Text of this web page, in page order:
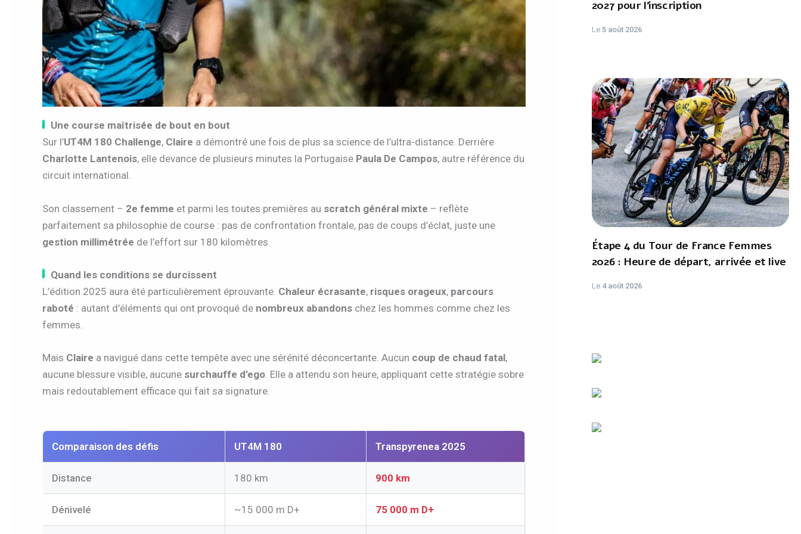
Une course maîtrisée de bout en bout
Sur l’UT4M 180 Challenge, Claire a démontré une fois de plus sa science de l’ultra-distance. Derrière
Charlotte Lantenois, elle devance de plusieurs minutes la Portugaise Paula De Campos, autre référence du
circuit international.
Son classement – 2e femme et parmi les toutes premières au scratch général mixte – reflète
parfaitement sa philosophie de course : pas de confrontation frontale, pas de coups d’éclat, juste une
gestion millimétrée de l’effort sur 180 kilomètres.
Quand les conditions se durcissent
L’édition 2025 aura été particulièrement éprouvante. Chaleur écrasante, risques orageux, parcours
raboté : autant d’éléments qui ont provoqué de nombreux abandons chez les hommes comme chez les
femmes.
Mais Claire a navigué dans cette tempête avec une sérénité déconcertante. Aucun coup de chaud fatal,
aucune blessure visible, aucune surchauffe d’ego. Elle a attendu son heure, appliquant cette stratégie sobre
mais redoutablement efficace qui fait sa signature.
Comparaison des défis UT4M 180 Transpyrenea 2025
Distance 180 km 900 km
Dénivelé ~15 000 m D+ 75 000 m D+
2027 pour l'inscription
Le 5 août 2026
Étape 4 du Tour de France Femmes
2026 : Heure de départ, arrivée et live
Le 4 août 2026